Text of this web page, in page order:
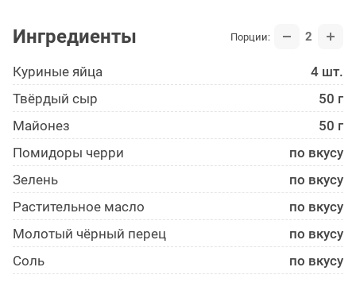
Ингредиенты Порции: 2
Куриные яйца
4 шт.
Твёрдый сыр
50 г
Майонез
50 г
Помидоры черри
по вкусу
Зелень
по вкусу
Растительное масло
по вкусу
Молотый чёрный перец
по вкусу
Соль
по вкусу